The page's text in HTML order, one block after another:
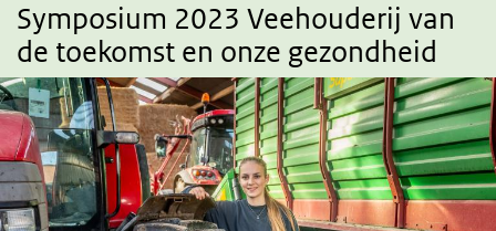
Symposium 2023 Veehouderij van
de toekomst en onze gezondheid